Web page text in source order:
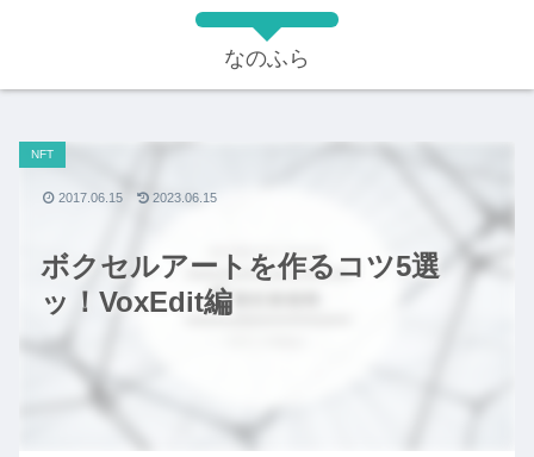
なのふら
ボクセルアートを作るコツ5選
ッ！VoxEdit編
NFT
2017.06.15 2023.06.15